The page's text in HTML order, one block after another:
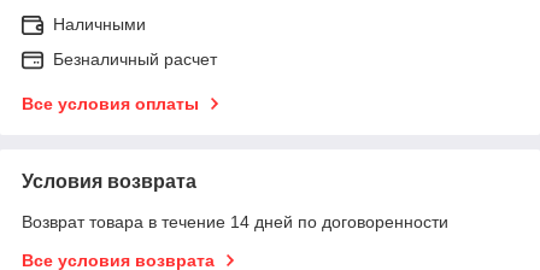
Наличными
Безналичный расчет
Все условия оплаты
Условия возврата
Возврат товара в течение 14 дней по договоренности
Все условия возврата